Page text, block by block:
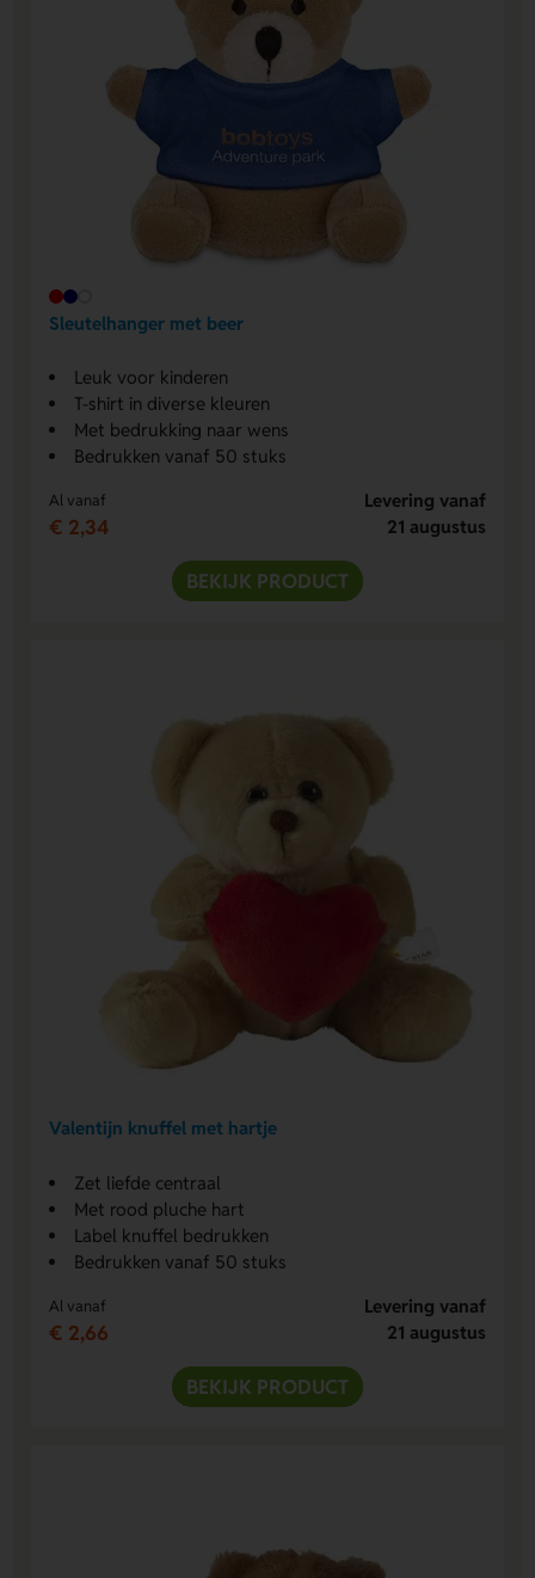
Sleutelhanger met beer
Leuk voor kinderen
T-shirt in diverse kleuren
Met bedrukking naar wens
Bedrukken vanaf 50 stuks
Al vanaf
€ 2,34
Levering vanaf
21 augustus
BEKIJK PRODUCT
Valentijn knuffel met hartje
Zet liefde centraal
Met rood pluche hart
Label knuffel bedrukken
Bedrukken vanaf 50 stuks
Al vanaf
€ 2,66
Levering vanaf
21 augustus
BEKIJK PRODUCT